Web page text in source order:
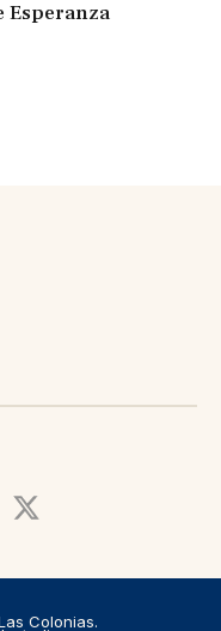
Esperanza
Colonias.